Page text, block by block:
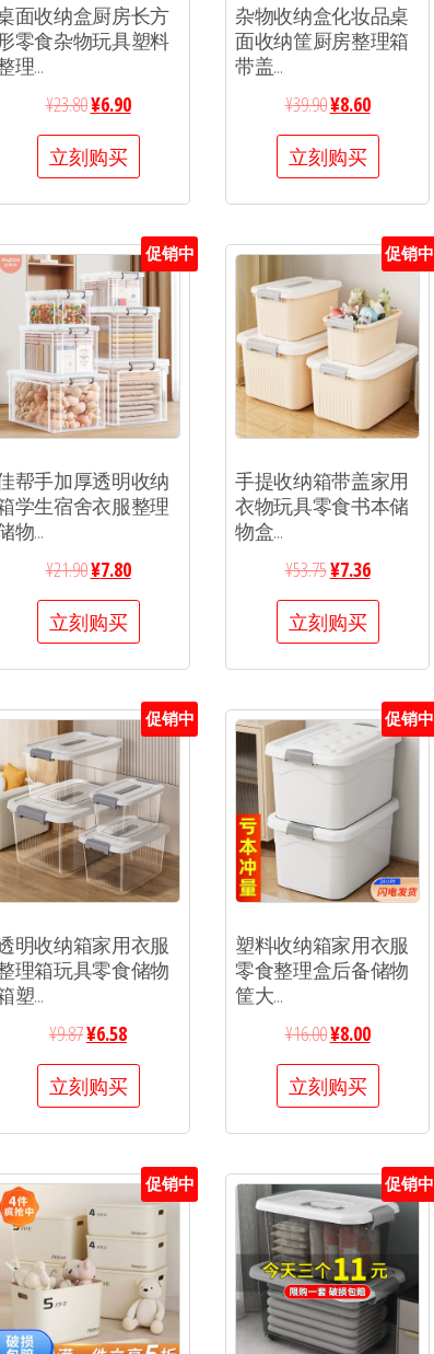
面收纳盒厨房长方
零食杂物玩具塑料
理...
¥23.80¥6.90
立刻购买
杂物收纳盒化妆品桌
面收纳筐厨房整理箱
带盖...
¥39.90¥8.60
立刻购买
促销中
帮手加厚透明收纳
学生宿舍衣服整理
物...
¥21.90¥7.80
立刻购买
促销中
手提收纳箱带盖家用
衣物玩具零食书本储
物盒...
¥53.75¥7.36
立刻购买
促销中
明收纳箱家用衣服
理箱玩具零食储物
塑...
¥9.87¥6.58
立刻购买
促销中
塑料收纳箱家用衣服
零食整理盒后备储物
筐大...
¥16.00¥8.00
立刻购买
促销中 促销中